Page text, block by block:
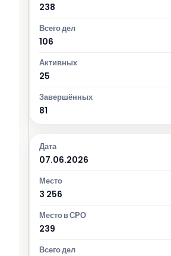
238
106
25
81
07.06.2026
3 256
239